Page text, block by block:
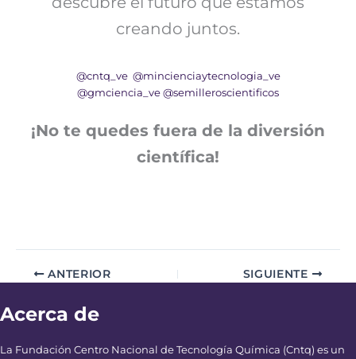
creando juntos.
@cntq_ve @mincienciaytecnologia_ve
@gmciencia_ve @semilleroscientificos
¡No te quedes fuera de la diversión
científica!
ANTERIOR SIGUIENTE
Acerca de
La Fundación Centro Nacional de Tecnología Química (Cntq) es un